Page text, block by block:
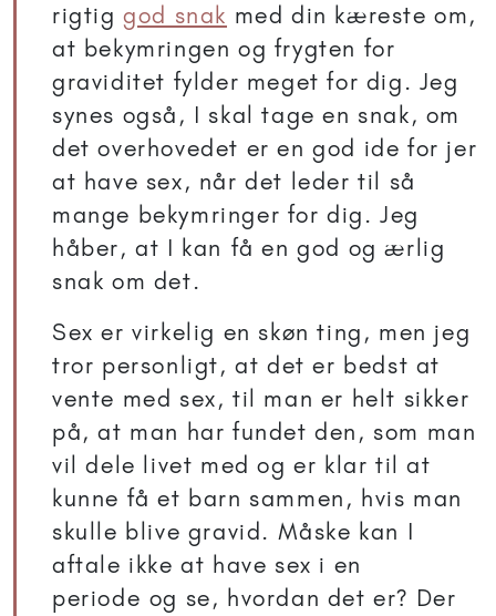
rigtiggod snak med din kæreste om,
at bekymringen og frygten for
graviditet fylder meget for dig. Jeg
synes også, I skal tage en snak, om
det overhovedet er en god ide for jer
at have sex, når det leder til så
mange bekymringer for dig. Jeg
håber, at I kan få en god og ærlig
snak om det.
Sex er virkelig en skøn ting, men jeg
tror personligt, at det er bedst at
vente med sex, til man er helt sikker
på, at man har fundet den, som man
vil dele livet med og er klar til at
kunne få et barn sammen, hvis man
skulle blive gravid. Måske kan I
aftale ikke at have sex i en
periode og se, hvordan det er? Der